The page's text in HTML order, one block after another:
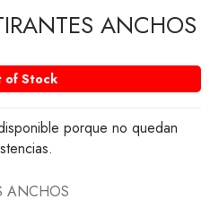
ANCHOS
of Stock
porque no quedan
ANCHOS